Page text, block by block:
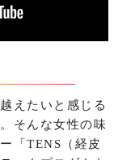
えたいと感じる
そんな女性の味
「TENS（経皮